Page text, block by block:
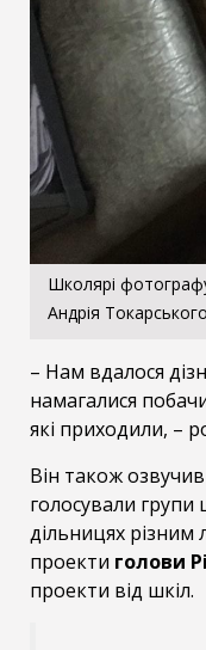
Школярі
Андрія Токарського
– Нам вдалося
намагалися
які приходили, –
Він також
голосували групи
дільницях
проекти голови
проекти від шкіл.